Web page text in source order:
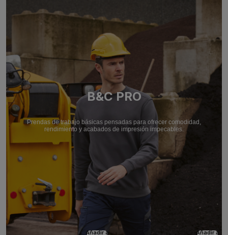
B&C PRO
Prendas de trabajo básicas pensadas para ofrecer comodidad,
rendimiento y acabados de impresión impecables.
Añadir a
Añadir a